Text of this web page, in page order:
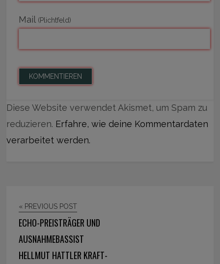
Mail (Plichtfeld)
Diese Website verwendet Akismet, um Spam zu
reduzieren. Erfahre, wie deine Kommentardaten
verarbeitet werden.
« PREVIOUS POST
ECHO-PREISTRÄGER UND
AUSNAHMEBASSIST
HELLMUT HATTLER KRAFT-